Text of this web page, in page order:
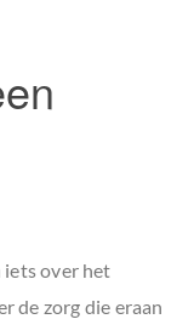
iets over het
de zorg die eraan